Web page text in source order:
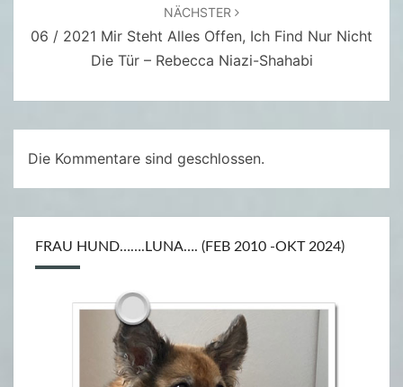
R
L
A
C
L
I
C
I
O
NÄCHSTER
06 / 2021 Mir Steht Alles Offen, Ich Find Nur Nicht
Die Tür – Rebecca Niazi-Shahabi
Die Kommentare sind geschlossen.
FRAU HUND…….LUNA…. (FEB 2010 -OKT 2024)